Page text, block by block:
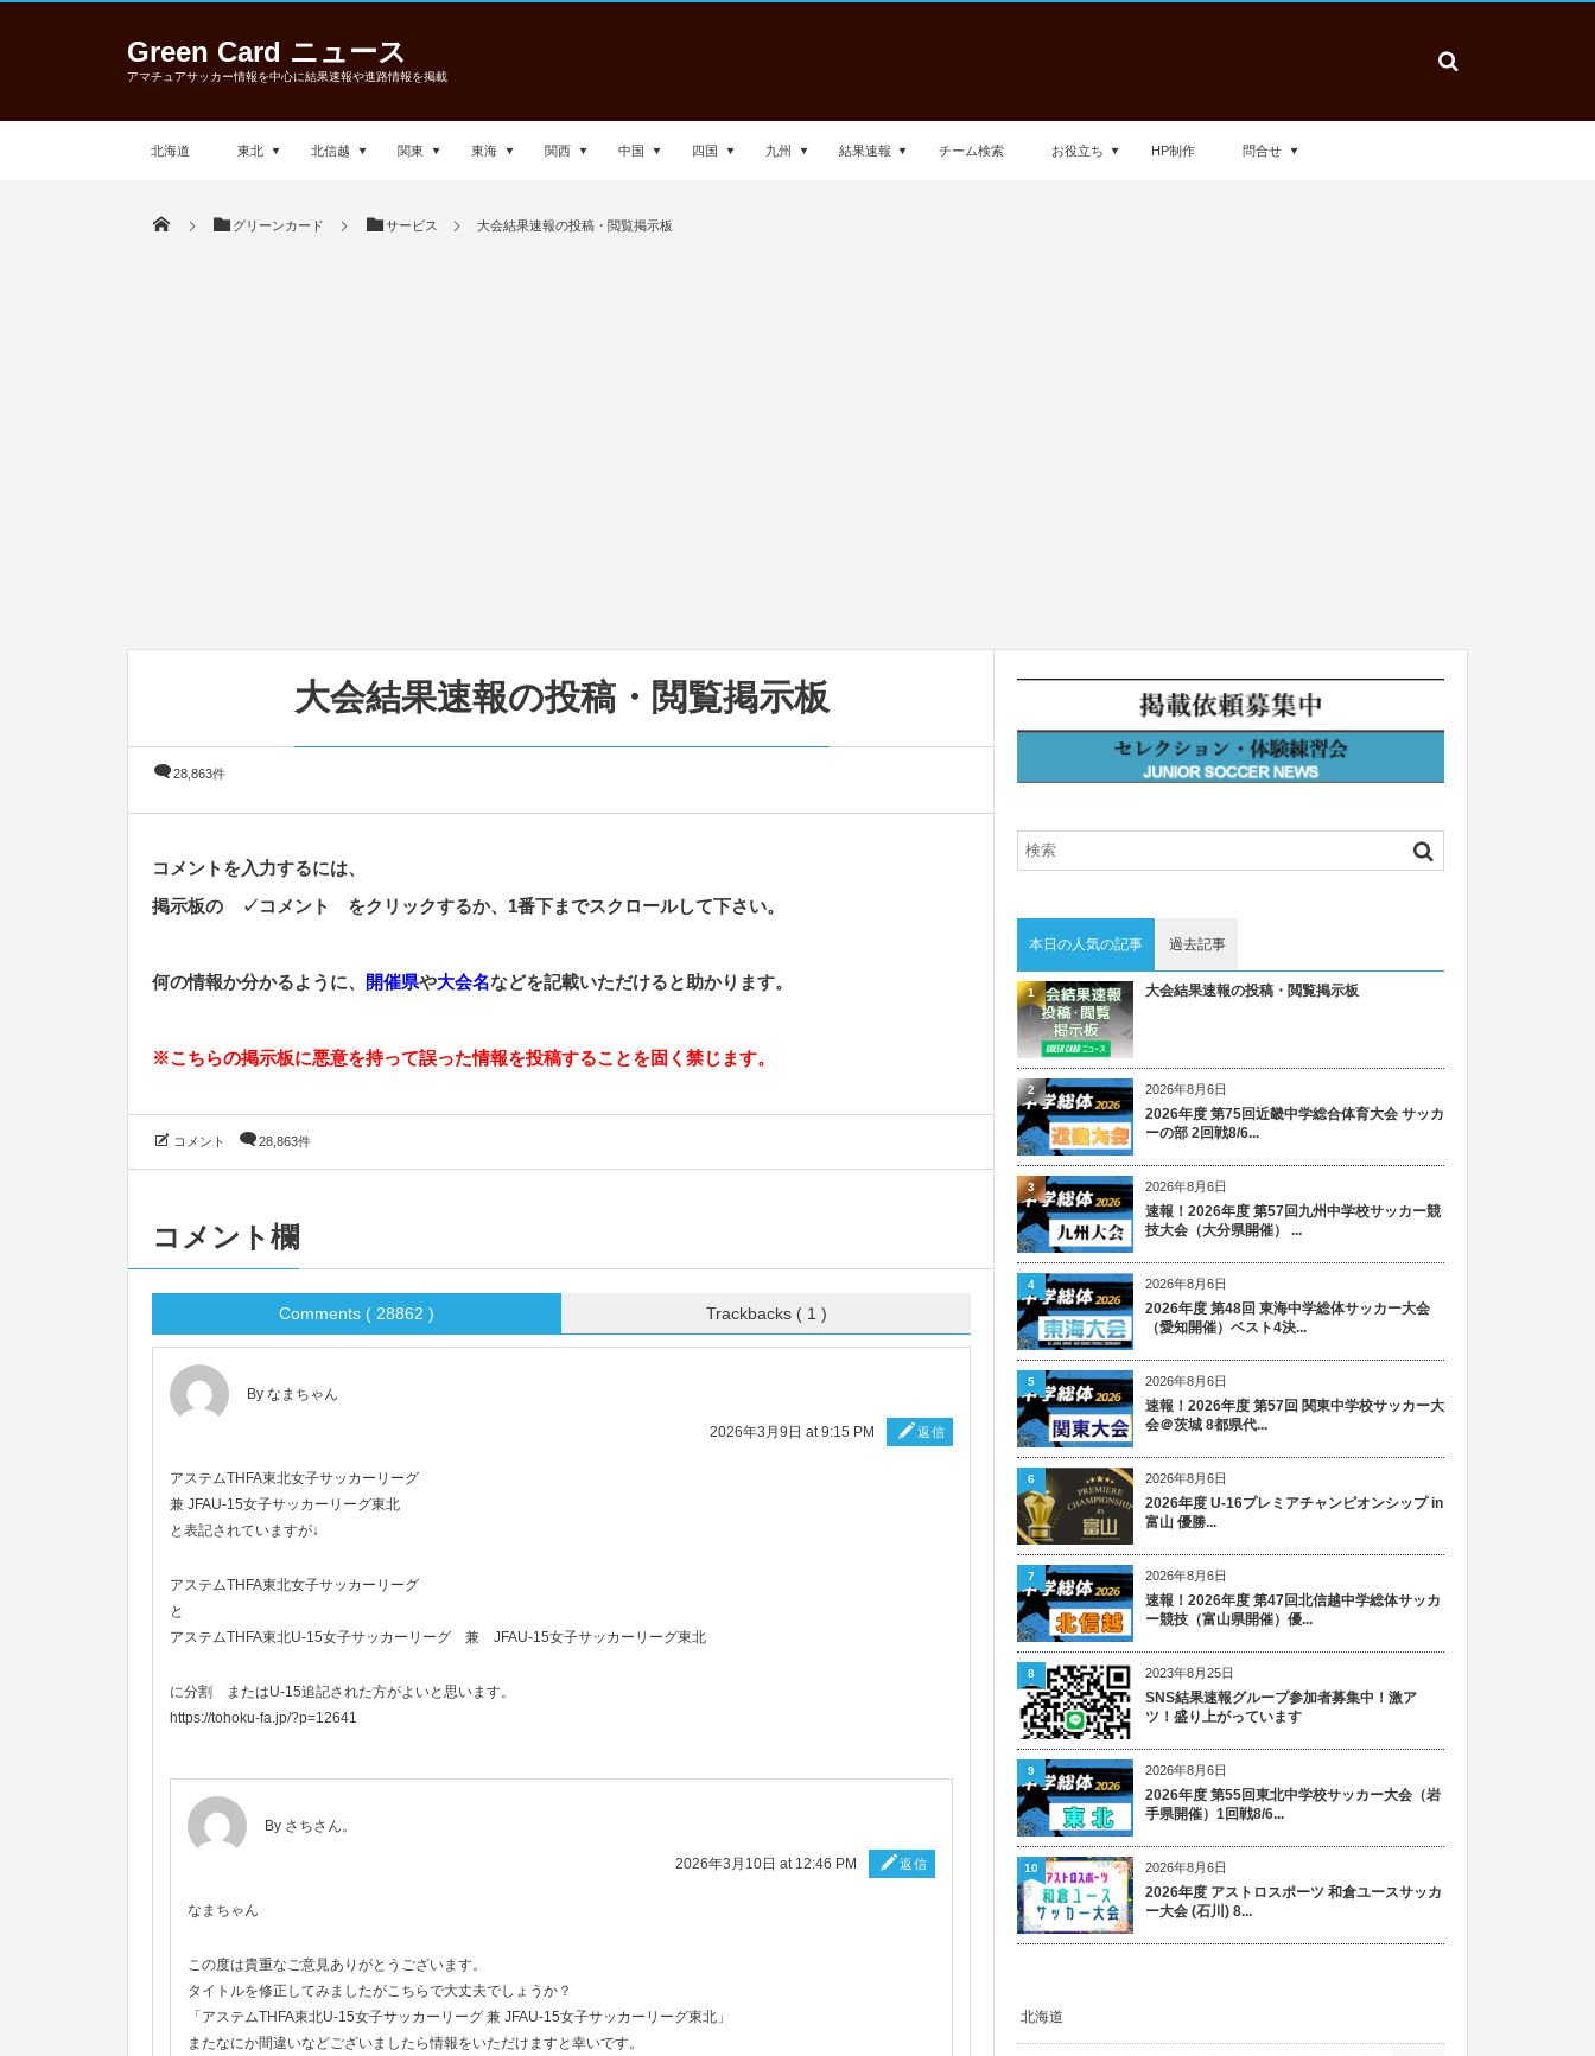
Green Card ニュース
アマチュアサッカー情報を中心に結果速報や進路情報を掲載
北海道 東北 北信越 関東 東海 関西 中国 四国 九州 結果速報 チーム検索 お役立ち HP制作 問合せ
グリーンカード サービス 大会結果速報の投稿・閲覧掲示板
大会結果速報の投稿・閲覧掲示板
28,863件
コメントを入力するには、
掲示板の ✓コメント をクリックするか、1番下までスクロールして下さい。
何の情報か分かるように、 開催県や大会名などを記載いただけると助かります。
※こちらの掲示板に悪意を持って誤った情報を投稿することを固く禁じます。
コメント 28,863件
コメント欄
Comments ( 28862 ) Trackbacks ( 1 )
By なまちゃん
2026年3月9日 at 9:15 PM 返信
アステムTHFA東北女子サッカーリーグ
兼 JFAU-15女子サッカーリーグ東北
と表記されていますが↓
アステムTHFA東北女子サッカーリーグ
と
アステムTHFA東北U-15女子サッカーリーグ 兼 JFAU-15女子サッカーリーグ東北
に分割 またはU-15追記された方がよいと思います。
https://tohoku-fa.jp/?p=12641
By さちさん。
2026年3月10日 at 12:46 PM 返信
なまちゃん
この度は貴重なご意見ありがとうございます。
タイトルを修正してみましたがこちらで大丈夫でしょうか？
「アステムTHFA東北U-15女子サッカーリーグ 兼 JFAU-15女子サッカーリーグ東北」
またなにか間違いなどございましたら情報をいただけますと幸いです。
本日の人気の記事 過去記事
大会結果速報の投稿・閲覧掲示板
1
2026年8月6日
2026年度 第75回近畿中学総合体育大会 サッカ
ーの部 2回戦8/6...
2
2026年8月6日
速報！2026年度 第57回九州中学校サッカー競
技大会（大分県開催） ...
3
2026年8月6日
2026年度 第48回 東海中学総体サッカー大会
（愛知開催）ベスト4決...
4
2026年8月6日
速報！2026年度 第57回 関東中学校サッカー大
会＠茨城 8都県代...
5
2026年8月6日
2026年度 U-16プレミアチャンピオンシップ in
富山 優勝...
6
2026年8月6日
速報！2026年度 第47回北信越中学総体サッカ
ー競技（富山県開催）優...
7
2023年8月25日
SNS結果速報グループ参加者募集中！激ア
ツ！盛り上がっています
8
2026年8月6日
2026年度 第55回東北中学校サッカー大会（岩
手県開催）1回戦8/6...
9
2026年8月6日
2026年度 アストロスポーツ 和倉ユースサッカ
ー大会 (石川) 8...
10
北海道